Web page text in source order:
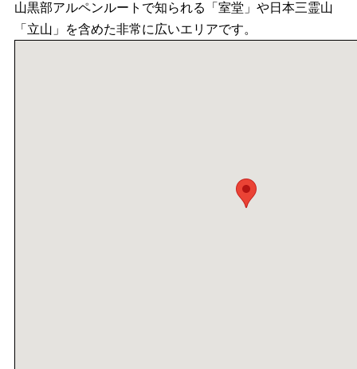
山黒部アルペンルートで知られる「室堂」や日本三霊山
「立山」を含めた非常に広いエリアです。